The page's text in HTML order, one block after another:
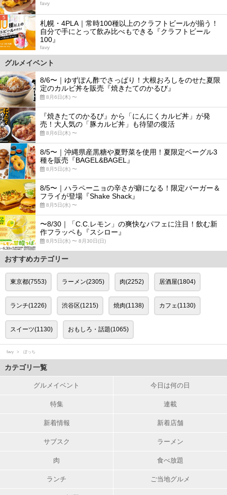
favy
5
札幌・4PLA｜常時100種以上のクラフトビールが揃う！
自分で手にとって飲み比べもできる『クラフトビール
100』
favy
グルメイベント
8/6〜｜ゆずぽん酢でさっぱり！大根おろしをのせた夏限
定のカルビ丼を販売『焼きたてのかるび』
8月6日(木) 〜
『焼きたてのかるび』から「にんにくカルビ丼」が発
売！大人気の「豚カルビ丼」も待望の復活
8月6日(木) 〜
8/5〜｜沖縄県産黒糖や夏野菜を使用！夏限定ベーグル3
種を販売『BAGEL&BAGEL』
8月5日(水) 〜
8/5〜｜ハラペーニョの辛さが癖になる！限定バーガー＆
フライが登場『Shake Shack』
8月5日(水) 〜
〜8/30｜「C.C.レモン」の爽快なパフェに注目！飲む新
作フラッペも『スシロー』
8月5日(水) 〜 8月30日(日)
おすすめカテゴリー
東京都(7553) ラーメン(2305) 肉(2252) 居酒屋(1804)
ランチ(1226) 渋谷区(1215) 焼肉(1138) カフェ(1130)
スイーツ(1130) おもしろ・話題(1065)
favy ぼっち
カテゴリ一覧
グルメイベント 今日は何の日
特集 連載
新着情報 新着店舗
サブスク ラーメン
肉 食べ放題
ランチ ご当地グルメ